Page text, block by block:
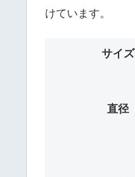
けています。
サイズ
直径